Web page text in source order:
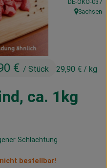
ca. 1kg
Schlachtung
€ / Stück 29,90 € / kg
DE-ÖKO-037
, Herkunft:
Sachsen
bestellbar!